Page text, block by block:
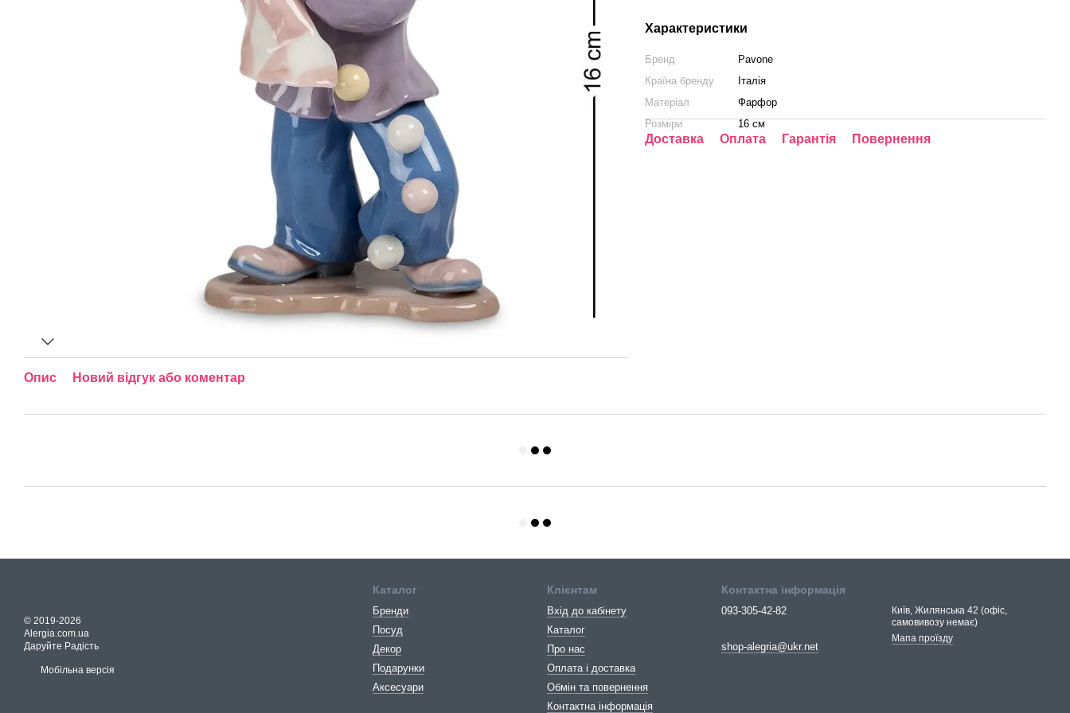
Опис Новий відгук або коментар
Характеристики
Бренд
Pavone
Країна бренду
Італія
Матеріал
Фарфор
Розміри
16 см
Доставка Оплата Гарантія Повернення
© 2019-2026
Alergia.com.ua
Даруйте Радість
Мобільна версія
Каталог
Бренди
Посуд
Декор
Подарунки
Аксесуари
Клієнтам
Вхід до кабінету
Каталог
Про нас
Оплата і доставка
Обмін та повернення
Контактна інформація
Контактна інформація
093-305-42-82
shop-alegria@ukr.net
Київ, Жилянська 42 (офіс,
самовивозу немає)
Мапа проїзду